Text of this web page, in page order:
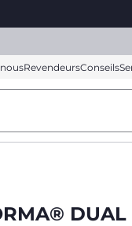
RevendeursConseils
DUAL